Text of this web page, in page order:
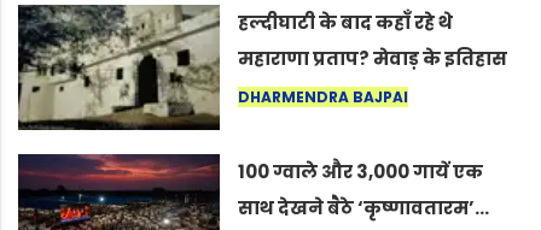
हल्दीघाटी के बाद कहाँ रहे थे
महाराणा प्रताप? मेवाड़ के इतिहास
का वह अनकहा अध्याय जो आज भी
DHARMENDRA BAJPAI
100 ग्वाले और 3,000 गायें एक
साथ देखने बैठे ‘कृष्णावतारम’…